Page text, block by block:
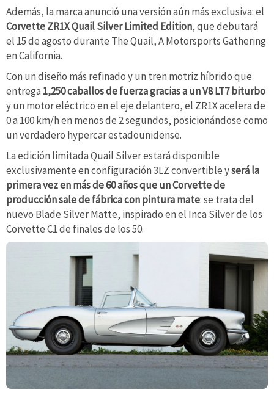
Además, la marca anunció una versión aún más exclusiva: el
Corvette ZR1X Quail Silver Limited Edition, que debutará
el 15 de agosto durante The Quail, A Motorsports Gathering
en California.
Con un diseño más refinado y un tren motriz híbrido que
entrega 1,250 caballos de fuerza gracias a un V8 LT7 biturbo
y un motor eléctrico en el eje delantero, el ZR1X acelera de
0 a 100 km/h en menos de 2 segundos, posicionándose como
un verdadero hypercar estadounidense.
La edición limitada Quail Silver estará disponible
exclusivamente en configuración 3LZ convertible yserá la
primera vez en más de 60 años que un Corvette de
producción sale de fábrica con pintura mate: se trata del
nuevo Blade Silver Matte, inspirado en el Inca Silver de los
Corvette C1 de finales de los 50.